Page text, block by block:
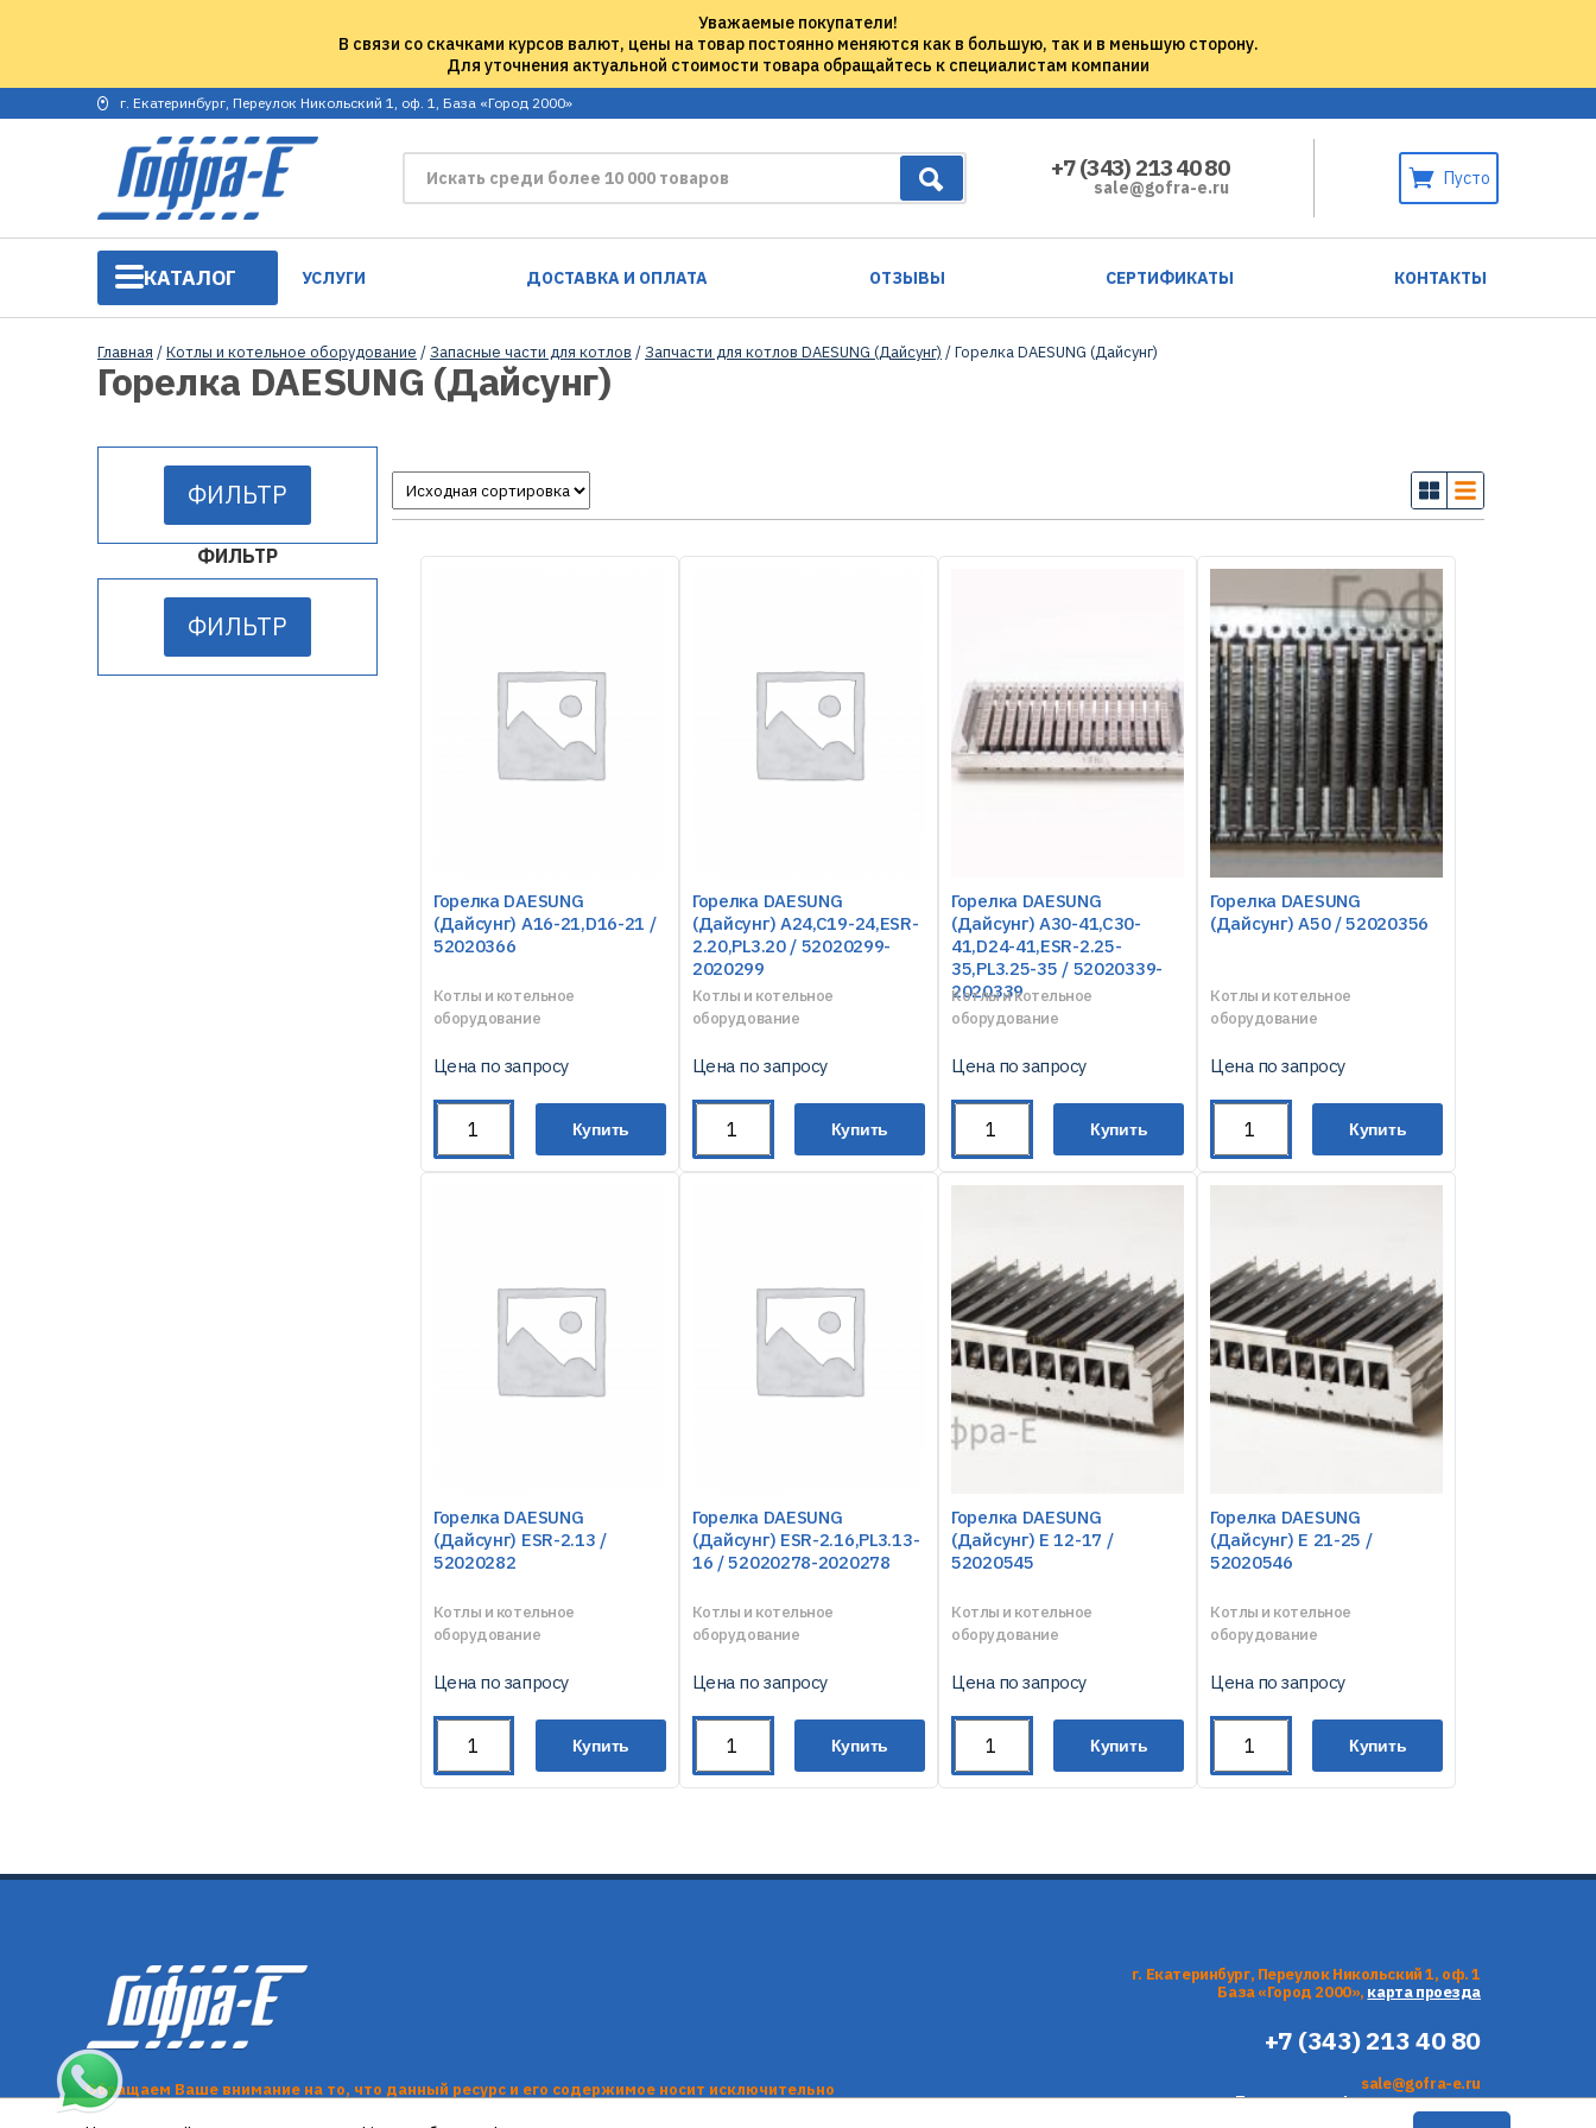
Уважаемые покупатели!
В связи со скачками курсов валют, цены на товар постоянно меняются как в большую, так и в меньшую сторону.
Для уточнения актуальной стоимости товара обращайтесь к специалистам компании
г. Екатеринбург, Переулок Никольский 1, оф. 1, База «Город 2000»
+7 (343) 213 40 80
sale@gofra-e.ru Пусто
КАТАЛОГ УСЛУГИ ДОСТАВКА И ОПЛАТА ОТЗЫВЫ СЕРТИФИКАТЫ КОНТАКТЫ
Главная /Котлы и котельное оборудование /Запасные части для котлов /Запчасти для котлов DAESUNG (Дайсунг) / Горелка DAESUNG (Дайсунг)
Горелка DAESUNG (Дайсунг)
ФИЛЬТР
ФИЛЬТР
ФИЛЬТР
Горелка DAESUNG
(Дайсунг) A16-21,D16-21 /
52020366
Котлы и котельное
оборудование
Цена по запросу
Купить
Горелка DAESUNG
(Дайсунг) A24,C19-24,ESR-
2.20,PL3.20 / 52020299-
2020299
Котлы и котельное
оборудование
Цена по запросу
Купить
Горелка DAESUNG
(Дайсунг) A30-41,C30-
41,D24-41,ESR-2.25-
35,PL3.25-35 / 52020339-
2020339
Котлы и котельное
оборудование
Цена по запросу
Купить
Горелка DAESUNG
(Дайсунг) A50 / 52020356
Котлы и котельное
оборудование
Цена по запросу
Купить
Горелка DAESUNG
(Дайсунг) ESR-2.13 /
52020282
Котлы и котельное
оборудование
Цена по запросу
Купить
Горелка DAESUNG
(Дайсунг) ESR-2.16,PL3.13-
16 / 52020278-2020278
Котлы и котельное
оборудование
Цена по запросу
Купить
Горелка DAESUNG
(Дайсунг) Е 12-17 /
52020545
Котлы и котельное
оборудование
Цена по запросу
Купить
Горелка DAESUNG
(Дайсунг) Е 21-25 /
52020546
Котлы и котельное
оборудование
Цена по запросу
Купить
г. Екатеринбург, Переулок Никольский 1, оф. 1
База «Город 2000», карта проезда
+7 (343) 213 40 80
sale@gofra-e.ru
Политика конфиденциальности
Согласие на обработку персональных данных
Обращаем Ваше внимание на то, что данный ресурс и его содержимое носит исключительно
информационный характер и ни при каких условиях информационные материалы, каталоги